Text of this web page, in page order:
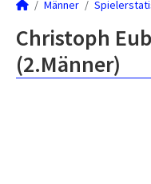
Männer
Christoph
(2.Männer)